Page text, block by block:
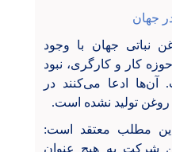
نباتی جهان با وجود
کار و کارگری، نبود
ادعا می‌کنند در
این مطلب معتقد است:
شرکت به هیچ عنوان